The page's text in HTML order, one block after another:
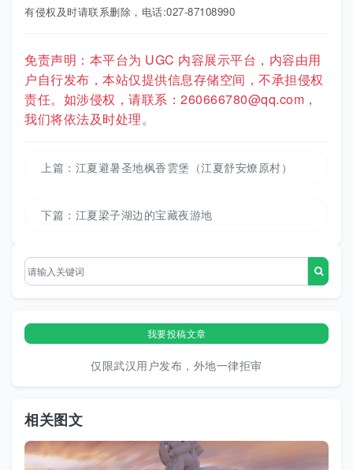
有侵权及时请联系删除，电话:027-87108990
免责声明：本平台为 UGC 内容展示平台，内容由用
户自行发布，本站仅提供信息存储空间，不承担侵权
责任。如涉侵权，请联系：260666780@qq.com，
我们将依法及时处理。
上篇： 江夏避暑圣地枫香雲堡（江夏舒安燎原村）
下篇： 江夏梁子湖边的宝藏夜游地
我要投稿文章
仅限武汉用户发布，外地一律拒审
相关图文